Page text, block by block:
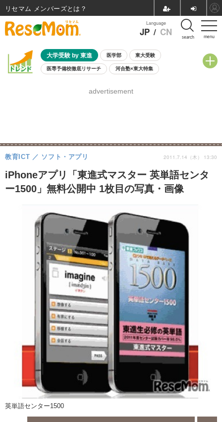
menu
Language
JP / CN search
大学受験 by 東進 医学部 東大受験
医専予備校徹底リサーチ 河合塾×東大特集
8月開催学校説明会・相談会
advertisement
iPhoneアプリ「東進式マスター 英単語センタ
ー1500」無料公開中 1枚目の写真・画像
教育ICT ソフト・アプリ 2011.7.14（木） 13:30
英単語センター1500
リセマム メンバーズ